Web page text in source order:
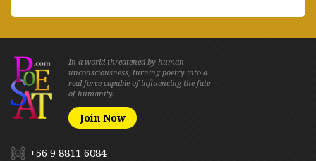
In a world threatened by human
unconsciousness, turning poetry into a
real force capable of influencing the fate
of humanity.
Join Now
+56 9 8811 6084